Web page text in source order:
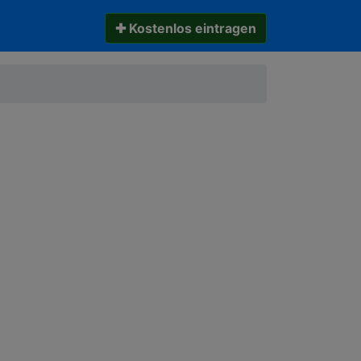
✚ Kostenlos eintragen